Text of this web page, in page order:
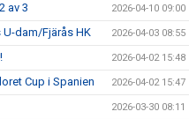
av 3 2026-04-10 09:00
dam/Fjärås HK 2026-04-03 08:55
2026-04-02 15:48
Cup i Spanien 2026-04-02 15:47
2026-03-30 08:11